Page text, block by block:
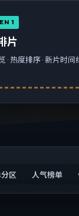
1
片
· 热度排序 · 新片时
区 人气榜单